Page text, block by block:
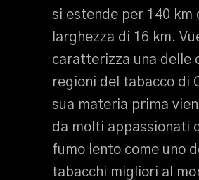
si estende per 140 km
larghezza di 16 km.
caratterizza una delle
regioni del tabacco di
sua materia prima
da molti appassionati
fumo lento come uno
tabacchi migliori al